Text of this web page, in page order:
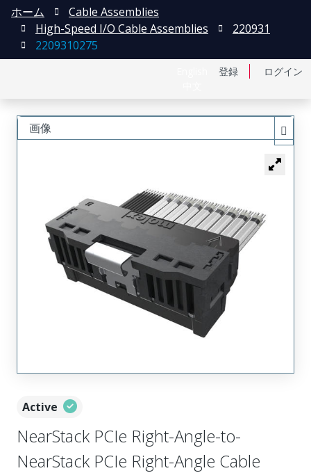
登録 ログイン
ホーム
Cable Assemblies
High-Speed I/O Cable Assemblies
220931
2209310275
Active
NearStack PCIe Right-Angle-to-
NearStack PCIe Right-Angle Cable
画像